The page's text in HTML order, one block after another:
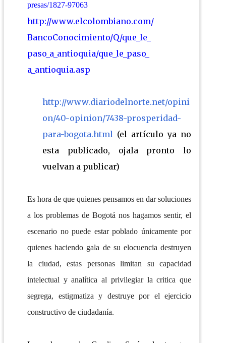
presas/1827-97063
http://www.elcolombiano.com/
BancoConocimiento/Q/que_le_
paso_a_antioquia/que_le_paso_
a_antioquia.asp
http://www.diariodelnorte.net/opini
on/40-opinion/7438-prosperidad-
para-bogota.html (el artículo ya no
esta publicado, ojala pronto lo
vuelvan a publicar)
Es hora de que quienes pensamos en dar soluciones
a los problemas de Bogotá nos hagamos sentir, el
escenario no puede estar poblado únicamente por
quienes haciendo gala de su elocuencia destruyen
la ciudad, estas personas limitan su capacidad
intelectual y analítica al privilegiar la critica que
segrega, estigmatiza y destruye por el ejercicio
constructivo de ciudadanía.